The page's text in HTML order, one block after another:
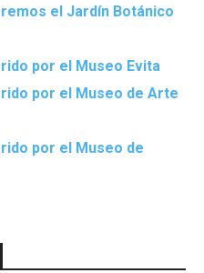
el Jardín Botánico
por el Museo Evita
por el Museo de Arte
por el Museo de